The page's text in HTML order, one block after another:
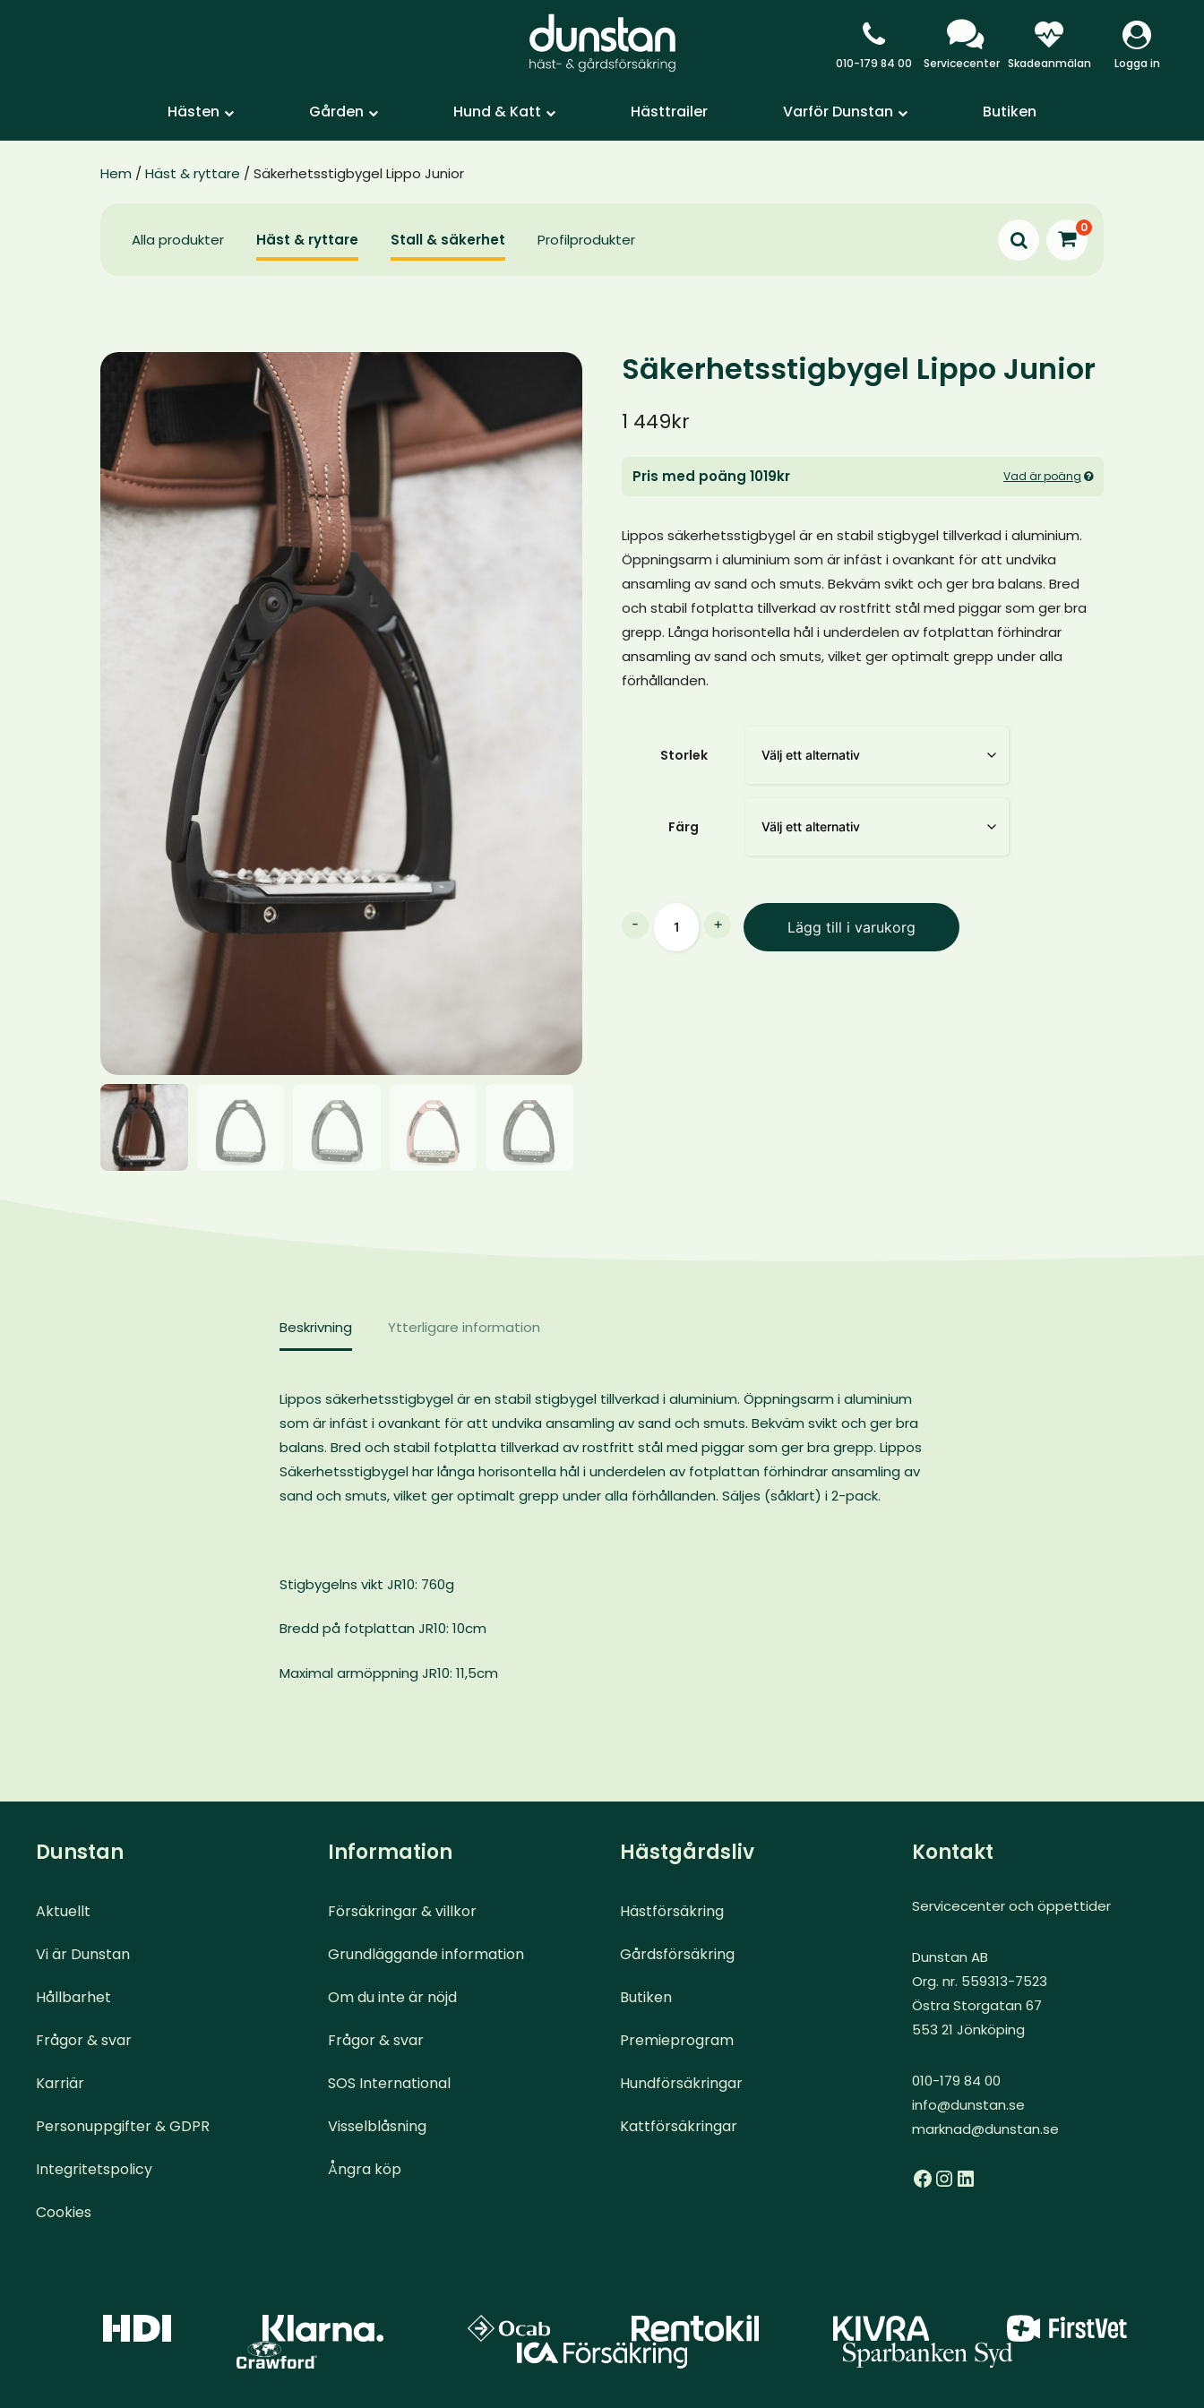
010-179 84 00 Servicecenter Skadeanmälan Logga in
Hästen Gården Hund & Katt Hästtrailer Varför Dunstan Butiken
Hem / Häst & ryttare / Säkerhetsstigbygel Lippo Junior
Alla produkter Häst & ryttare Stall & säkerhet Profilprodukter
0
Säkerhetsstigbygel Lippo Junior
1 449kr
Pris med poäng 1019kr Vad är poäng
Lippos säkerhetsstigbygel är en stabil stigbygel tillverkad i aluminium.
Öppningsarm i aluminium som är infäst i ovankant för att undvika
ansamling av sand och smuts. Bekväm svikt och ger bra balans. Bred
och stabil fotplatta tillverkad av rostfritt stål med piggar som ger bra
grepp. Långa horisontella hål i underdelen av fotplattan förhindrar
ansamling av sand och smuts, vilket ger optimalt grepp under alla
förhållanden.
Storlek
Färg
-
Säkerhetsstigbygel
Lippo
+ Lägg till i varukorg
Beskrivning Ytterligare information
Lippos säkerhetsstigbygel är en stabil stigbygel tillverkad i aluminium. Öppningsarm i aluminium
som är infäst i ovankant för att undvika ansamling av sand och smuts. Bekväm svikt och ger bra
balans. Bred och stabil fotplatta tillverkad av rostfritt stål med piggar som ger bra grepp. Lippos
Säkerhetsstigbygel har långa horisontella hål i underdelen av fotplattan förhindrar ansamling av
sand och smuts, vilket ger optimalt grepp under alla förhållanden. Säljes (såklart) i 2-pack.
Stigbygelns vikt JR10: 760g
Bredd på fotplattan JR10: 10cm
Maximal armöppning JR10: 11,5cm
Dunstan
Aktuellt
Vi är Dunstan
Hållbarhet
Frågor & svar
Karriär
Personuppgifter & GDPR
Integritetspolicy
Cookies
Information
Försäkringar & villkor
Grundläggande information
Om du inte är nöjd
Frågor & svar
SOS International
Visselblåsning
Ångra köp
Hästgårdsliv
Hästförsäkring
Gårdsförsäkring
Butiken
Premieprogram
Hundförsäkringar
Kattförsäkringar
Kontakt
Servicecenter och öppettider
Dunstan AB
Org. nr. 559313-7523
Östra Storgatan 67
553 21 Jönköping
010-179 84 00
info@dunstan.se
marknad@dunstan.se
Facebook
Instagram
LinkedIn